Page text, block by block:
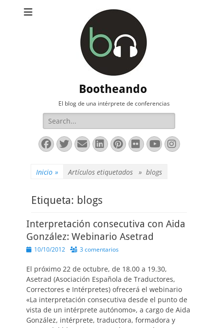
Bootheando
El blog de una intérprete de conferencias
Buscar:
Facebook
Twitter
Correo
electrónico
LinkedIn
Pinterest
FlickrYouTube
Inicio » Artículos etiquetados » blogs
Etiqueta: blogs
Interpretación consecutiva con Aida
González: Webinario Asetrad
Publicado
10/10/2012 3 comentarios
El próximo 22 de octubre, de 18.00 a 19.30,
Asetrad (Asociación Española de Traductores,
Correctores e Intérpretes) ofrecerá el webinario
«La interpretación consecutiva desde el punto de
vista de un intérprete autónomo», a cargo de Aida
González, intérprete, traductora, formadora y